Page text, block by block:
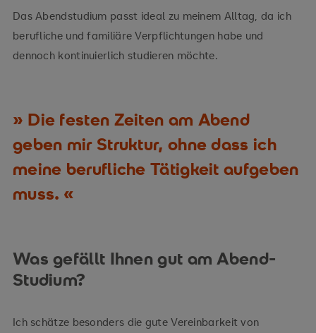
Das Abendstudium passt ideal zu meinem Alltag, da ich
berufliche und familiäre Verpflichtungen habe und
dennoch kontinuierlich studieren möchte.
Die festen Zeiten am Abend
geben mir Struktur, ohne dass ich
meine berufliche Tätigkeit aufgeben
muss.
Was gefällt Ihnen gut am Abend-
Studium?
Ich schätze besonders die gute Vereinbarkeit von